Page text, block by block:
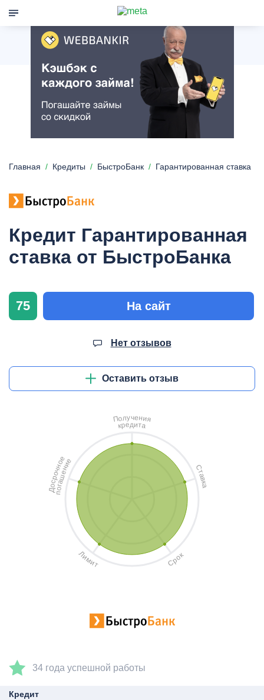
Главная Кредиты БыстроБанк Гарантированная ставка
Кредит Гарантированная
ставка от БыстроБанка
75 На сайт
Нет отзывов
Оставить отзыв
Получения
кредита
С
т
а
в
к
а
Сро
к
Л
имит
Д
о
с
р
о
ч
н
о
е
п
о
г
а
ш
е
н
и
е
34 года успешной работы
Кредит